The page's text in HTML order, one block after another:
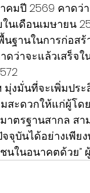
คมปี 2569 คาดว่
นเดือนเมษายน
นฐานในการก่อสร้
ดว่าจะแล้วเสร็จ
มุ่งมั่นที่จะเพิ่มป
สะดวกให้แก่ผู้โ
าตรฐานสากล ส
จุบันได้อย่างเพีย
นในอนาคตด้วย”